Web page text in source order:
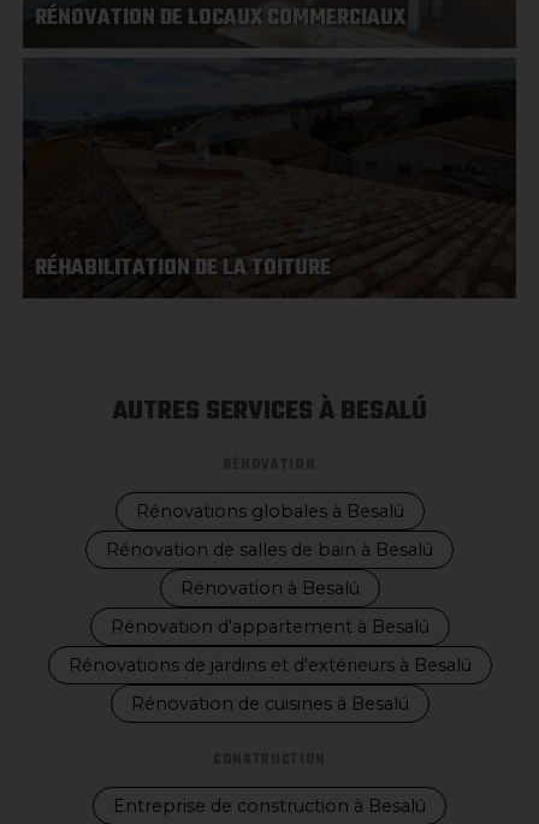
RÉNOVATION DE LOCAUX COMMERCIAUX
RÉHABILITATION DE LA TOITURE
AUTRES SERVICES À BESALÚ
Rénovations globales à Besalú
Rénovation de salles de bain à Besalú
Rénovation à Besalú
Rénovation d'appartement à Besalú
Rénovations de jardins et d'extérieurs à Besalú
Rénovation de cuisines à Besalú
Entreprise de construction à Besalú